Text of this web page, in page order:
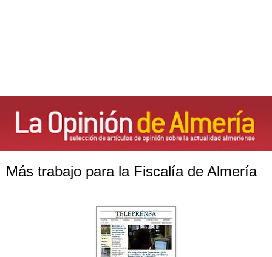
Más trabajo para la Fiscalía de Almería